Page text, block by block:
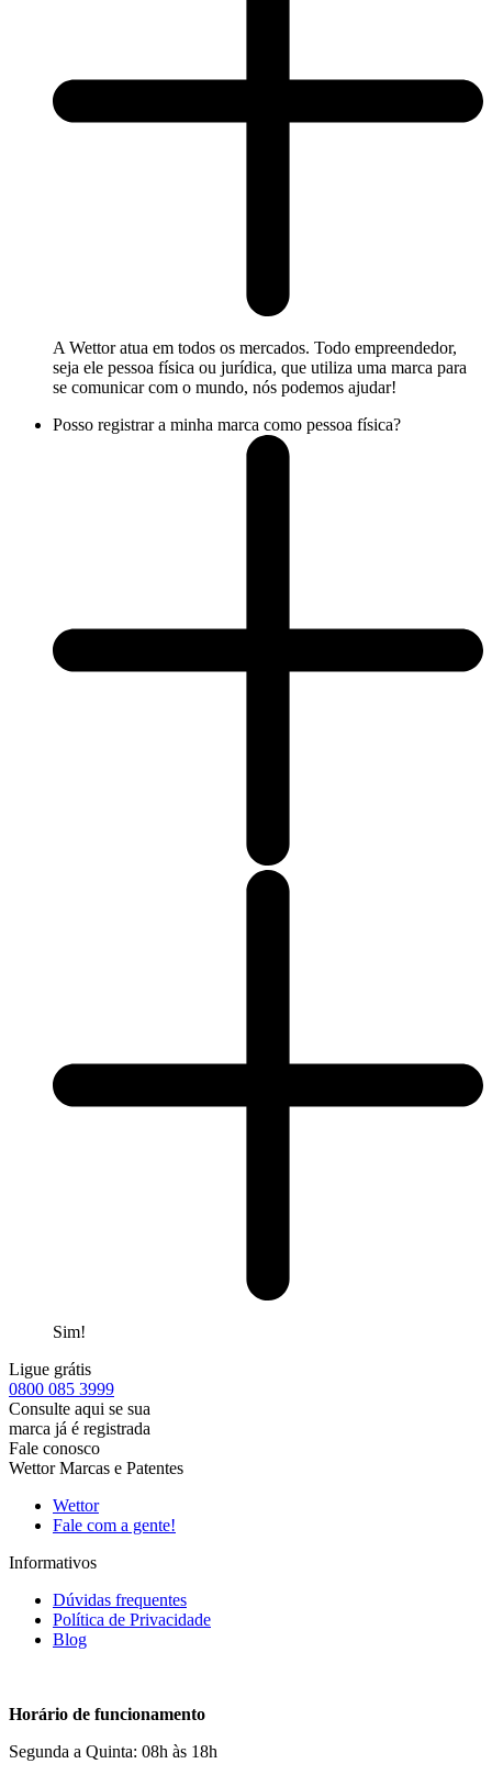
A Wettor atua em todos os mercados. Todo empreendedor,
seja ele pessoa física ou jurídica, que utiliza uma marca para
se comunicar com o mundo, nós podemos ajudar!
Posso registrar a minha marca como pessoa física?
Sim!
Ligue grátis
0800 085 3999
Consulte aqui se sua
marca já é registrada
Fale conosco
Wettor Marcas e Patentes
Wettor
Fale com a gente!
Informativos
Dúvidas frequentes
Política de Privacidade
Blog
Horário de funcionamento
Segunda a Quinta: 08h às 18h